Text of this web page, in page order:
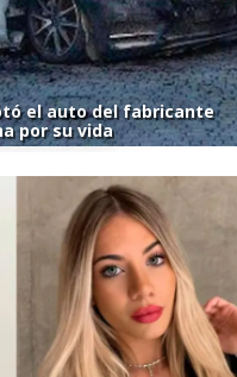
el auto del fabricante
por su vida